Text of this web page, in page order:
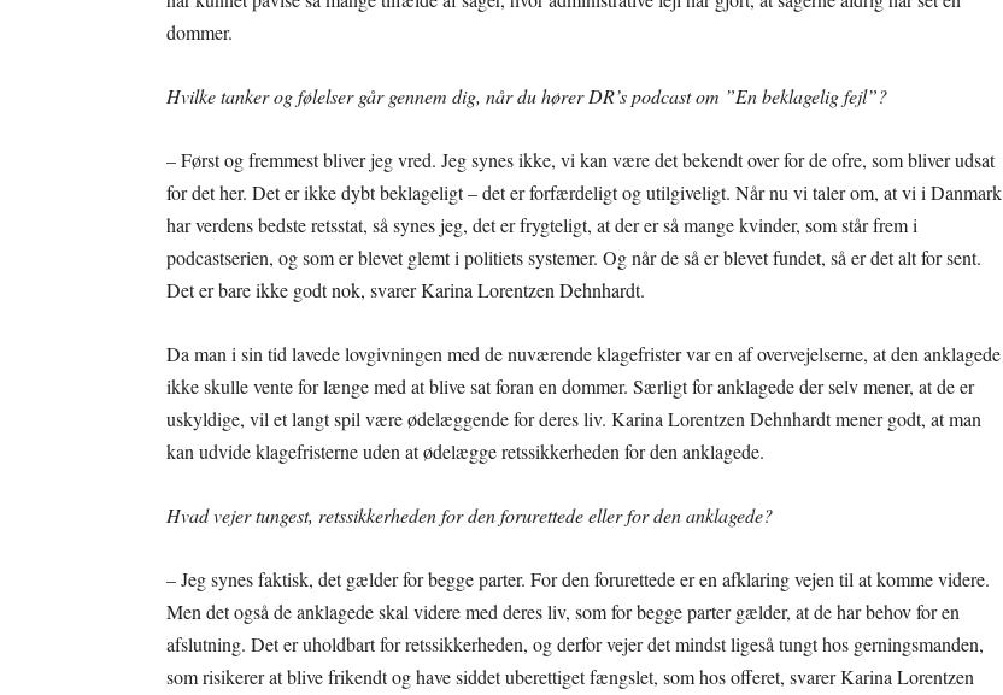
dommer.
Hvilke tanker og følelser går gennem dig, når du hører DR’s podcast om ”En beklagelig fejl”?
– Først og fremmest bliver jeg vred. Jeg synes ikke, vi kan være det bekendt over for de ofre, som bliver udsat
for det her. Det er ikke dybt beklageligt – det er forfærdeligt og utilgiveligt. Når nu vi taler om, at vi i Danmark
har verdens bedste retsstat, så synes jeg, det er frygteligt, at der er så mange kvinder, som står frem i
podcastserien, og som er blevet glemt i politiets systemer. Og når de så er blevet fundet, så er det alt for sent.
Det er bare ikke godt nok, svarer Karina Lorentzen Dehnhardt.
Da man i sin tid lavede lovgivningen med de nuværende klagefrister var en af overvejelserne, at den anklagede
ikke skulle vente for længe med at blive sat foran en dommer. Særligt for anklagede der selv mener, at de er
uskyldige, vil et langt spil være ødelæggende for deres liv. Karina Lorentzen Dehnhardt mener godt, at man
kan udvide klagefristerne uden at ødelægge retssikkerheden for den anklagede.
Hvad vejer tungest, retssikkerheden for den forurettede eller for den anklagede?
– Jeg synes faktisk, det gælder for begge parter. For den forurettede er en afklaring vejen til at komme videre.
Men det også de anklagede skal videre med deres liv, som for begge parter gælder, at de har behov for en
afslutning. Det er uholdbart for retssikkerheden, og derfor vejer det mindst ligeså tungt hos gerningsmanden,
som risikerer at blive frikendt og have siddet uberettiget fængslet, som hos offeret, svarer Karina Lorentzen